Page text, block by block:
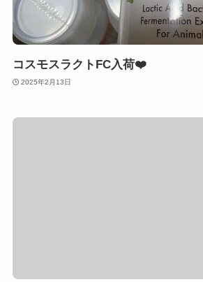
コスモスラクトFC入荷❤️
2025年2月13日